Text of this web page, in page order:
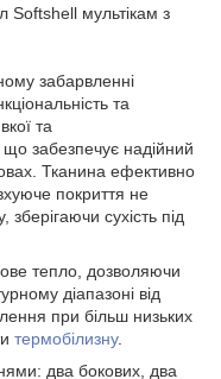
Softshell мультікам з
забарвленні
та
та
забезпечує надійний
Тканина ефективно
покриття не
сухість під
тепло, дозволяючи
діапазоні від
при більш низьких
термобілизну.
два бокових, два